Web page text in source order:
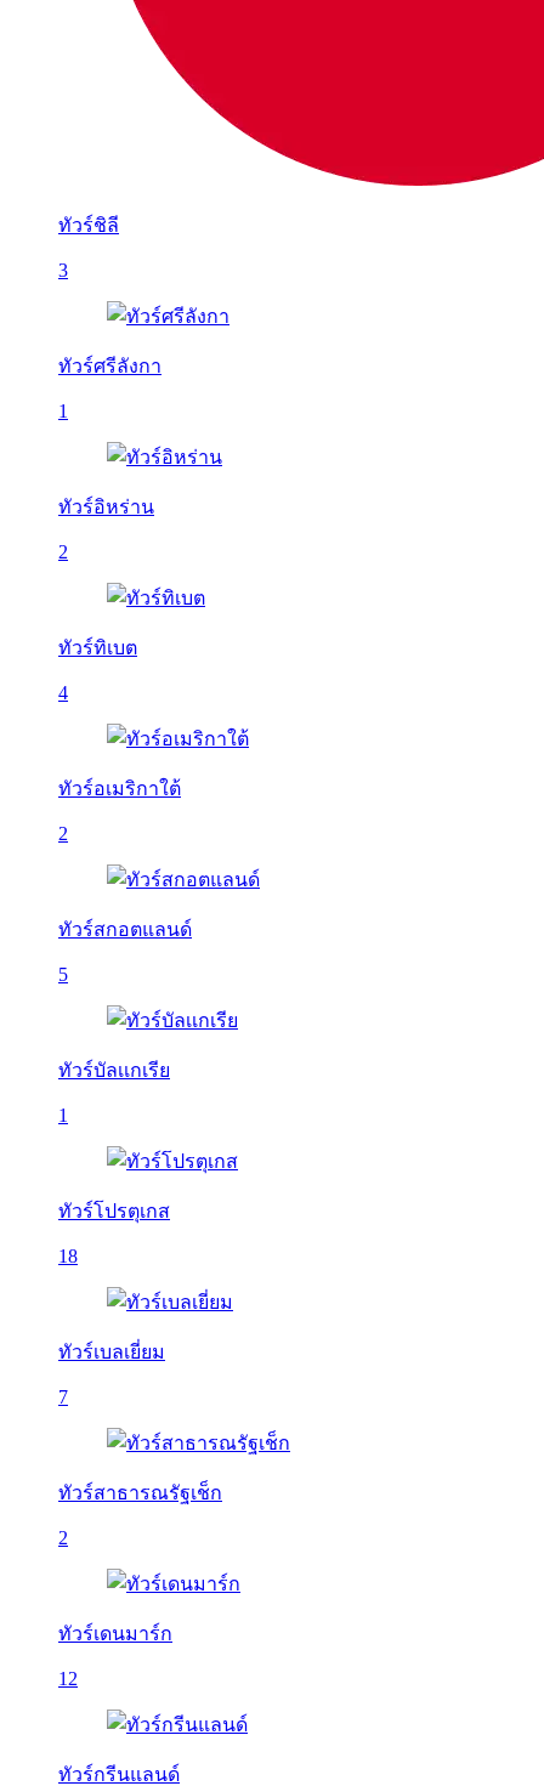
ทัวร์ชิลี
3
ทัวร์ศรีลังกา
1
ทัวร์อิหร่าน
2
ทัวร์ทิเบต
4
ทัวร์อเมริกาใต้
2
ทัวร์สกอตแลนด์
5
ทัวร์บัลเเกเรีย
1
ทัวร์โปรตุเกส
18
ทัวร์เบลเยี่ยม
7
ทัวร์สาธารณรัฐเช็ก
2
ทัวร์เดนมาร์ก
12
ทัวร์กรีนแลนด์